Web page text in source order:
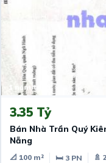
1 năm trước
3.35 Tỷ
Bán Nhà Trần Quý
Nẵng
📐 100 m² 🛏 3 PN
🚿